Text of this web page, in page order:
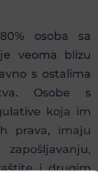
osoba sa
veoma blizu
s ostalima
Osobe s
koja im
prava, imaju
i drugim